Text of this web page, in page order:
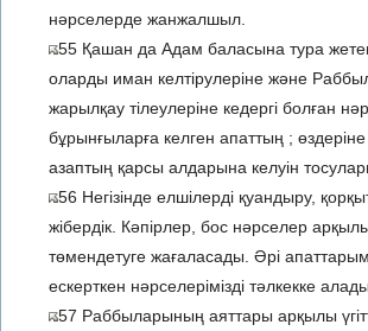
нәрселерде жанжалшыл.
55 Қашан да Адам баласына тура
оларды иман келтірулеріне және
жарылқау тілеулеріне кедергі болған
бұрынғыларға келген апаттың ;
азаптың қарсы алдарына келуін
56 Негізінде елшілерді қуандыру,
жібердік. Кәпірлер, бос нәрселер
төмендетуге жағаласады. Әрі
ескерткен нәрселерімізді тәлкекке алады.
57 Раббыларының аяттары арқылы